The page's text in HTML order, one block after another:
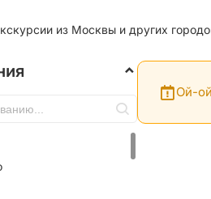
из Москвы и других
Ой-